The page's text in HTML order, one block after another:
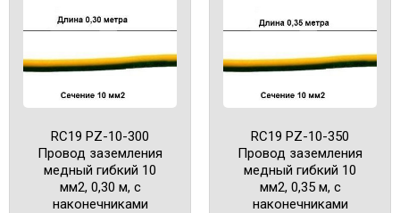
RC19 PZ-10-300
Провод заземления
медный гибкий 10
мм2, 0,30 м, с
наконечниками
RC19 PZ-10-350
Провод заземления
медный гибкий 10
мм2, 0,35 м, с
наконечниками